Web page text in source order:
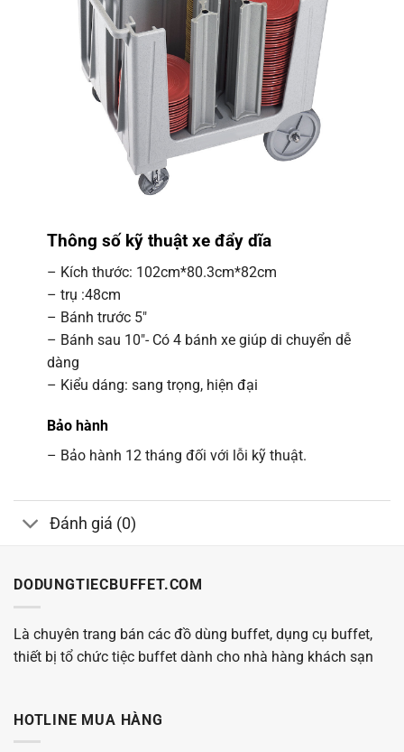
Thông số kỹ thuật xe đẩy dĩa
– Kích thước: 102cm*80.3cm*82cm
– trụ :48cm
– Bánh trước 5″
– Bánh sau 10″- Có 4 bánh xe giúp di chuyển dễ
dàng
– Kiểu dáng: sang trọng, hiện đại
Bảo hành
– Bảo hành 12 tháng đối với lỗi kỹ thuật.
Đánh giá (0)
DODUNGTIECBUFFET.COM
Là chuyên trang bán các đồ dùng buffet, dụng cụ buffet,
thiết bị tổ chức tiệc buffet dành cho nhà hàng khách sạn
HOTLINE MUA HÀNG